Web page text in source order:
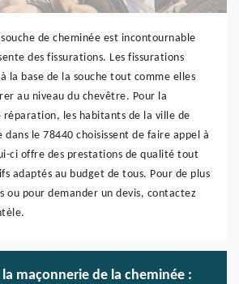
de cheminée est incontournable
des fissurations. Les fissurations
la base de la souche tout comme elles
au niveau du chevêtre. Pour la
les habitants de la ville de
dans le 78440 choisissent de faire appel à
ci offre des prestations de qualité tout
adaptés au budget de tous. Pour de plus
ou pour demander un devis, contactez
maçonnerie de la cheminée :